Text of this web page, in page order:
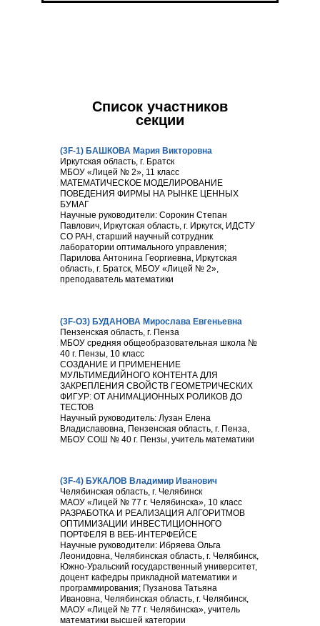
Список участников
секции
(3F-1) БАШКОВА Мария Викторовна
Иркутская область, г. Братск
МБОУ «Лицей № 2», 11 класс
МАТЕМАТИЧЕСКОЕ МОДЕЛИРОВАНИЕ
ПОВЕДЕНИЯ ФИРМЫ НА РЫНКЕ ЦЕННЫХ
БУМАГ
Научные руководители: Сорокин Степан
Павлович, Иркутская область, г. Иркутск, ИДСТУ
СО РАН, старший научный сотрудник
лаборатории оптимального управления;
Парилова Антонина Георгиевна, Иркутская
область, г. Братск, МБОУ «Лицей № 2»,
преподаватель математики
(3F-О3) БУДАНОВА Мирослава Евгеньевна
Пензенская область, г. Пенза
МБОУ средняя общеобразовательная школа №
40 г. Пензы, 10 класс
СОЗДАНИЕ И ПРИМЕНЕНИЕ
МУЛЬТИМЕДИЙНОГО КОНТЕНТА ДЛЯ
ЗАКРЕПЛЕНИЯ СВОЙСТВ ГЕОМЕТРИЧЕСКИХ
ФИГУР: ОТ АНИМАЦИОННЫХ РОЛИКОВ ДО
ТЕСТОВ
Научный руководитель: Лузан Елена
Владиславовна, Пензенская область, г. Пенза,
МБОУ СОШ № 40 г. Пензы, учитель математики
(3F-4) БУКАЛОВ Владимир Иванович
Челябинская область, г. Челябинск
МАОУ «Лицей № 77 г. Челябинска», 10 класс
РАЗРАБОТКА И РЕАЛИЗАЦИЯ АЛГОРИТМОВ
ОПТИМИЗАЦИИ ИНВЕСТИЦИОННОГО
ПОРТФЕЛЯ В ВЕБ-ИНТЕРФЕЙСЕ
Научные руководители: Ибряева Ольга
Леонидовна, Челябинская область, г. Челябинск,
Южно-Уральский государственный университет,
доцент кафедры прикладной математики и
программирования; Пузанова Татьяна
Ивановна, Челябинская область, г. Челябинск,
МАОУ «Лицей № 77 г. Челябинска», учитель
математики высшей категории